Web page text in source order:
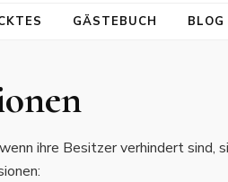
GÄSTEBUCH
ihre Besitzer verhindert sind,